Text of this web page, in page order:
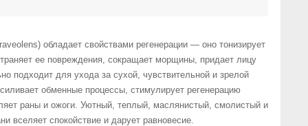
обладает свойствами регенерации — оно тонизирует
ее повреждения, сокращает морщины, придает лицу
подходит для ухода за сухой, чувствительной и зрелой
обменные процессы, стимулирует регенерацию
раны и ожоги. Уютный, теплый, маслянистый, смолистый и
вселяет спокойствие и дарует равновесие.